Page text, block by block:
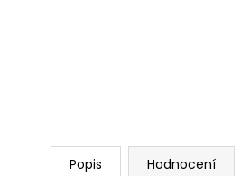
Popis Hodnocení